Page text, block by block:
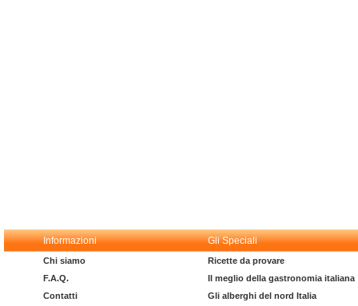
Informazioni Gli Speciali
Chi siamo
F.A.Q.
Contatti
Ricette da provare
Il meglio della gastronomia italiana
Gli alberghi del nord Italia